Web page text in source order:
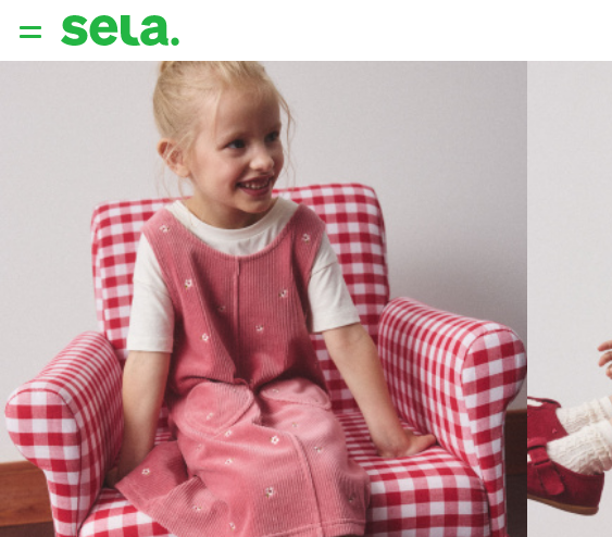
популярные запросы
ЖенщиныДевушки МужчиныДетиДом
АРХИТЕКТУРА ОБРАЗА
THE ‘90S. OFFICE
НОВИНКИ
ОДЕЖДА
АКСЕССУАРЫ
ОБУВЬ
ПРИМЕРИТЬ ОНЛАЙН
SELA × ЧЕБУРАШКА